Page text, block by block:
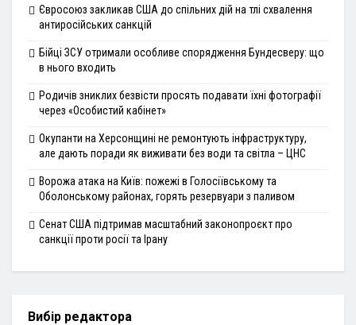
Євросоюз закликав США до спільних дій на тлі схвалення
антиросійських санкцій
Бійці ЗСУ отримали особливе спорядження Бундесверу: що
в нього входить
Родичів зниклих безвісти просять подавати їхні фотографії
через «Особистий кабінет»
Окупанти на Херсонщині не ремонтують інфраструктуру,
але дають поради як виживати без води та світла – ЦНС
Ворожа атака на Київ: пожежі в Голосіївському та
Оболонському районах, горять резервуари з паливом
Сенат США підтримав масштабний законопроєкт про
санкції проти росії та Ірану
Вибір редактора